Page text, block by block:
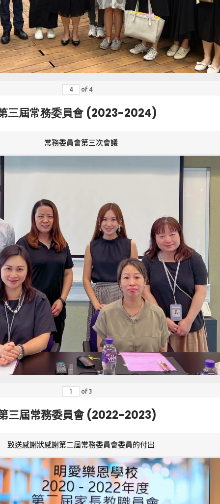
of 4
三屆常務委員會 (2023-2024)
常務委員會第三次會議
of 3
三屆常務委員會 (2022-2023)
致送感謝狀感謝第二屆常務委員會委員的付出